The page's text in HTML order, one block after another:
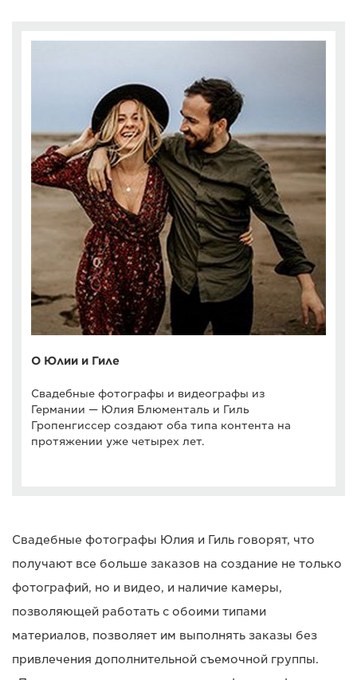
О Юлии и Гиле
Свадебные фотографы и видеографы из
Германии — Юлия Блюменталь и Гиль
Гропенгиссер создают оба типа контента на
протяжении уже четырех лет.
Свадебные фотографы Юлия и Гиль говорят, что
получают все больше заказов на создание не только
фотографий, но и видео, и наличие камеры,
позволяющей работать с обоими типами
материалов, позволяет им выполнять заказы без
привлечения дополнительной съемочной группы.